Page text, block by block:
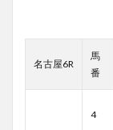
名古屋6R
馬
番
4